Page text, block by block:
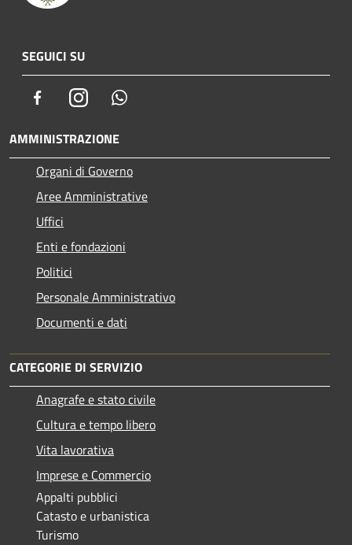
SEGUICI SU
FacebookInstagram
AMMINISTRAZIONE
Organi di Governo
Aree Amministrative
Uffici
Enti e fondazioni
Politici
Personale Amministrativo
Documenti e dati
CATEGORIE DI SERVIZIO
Anagrafe e stato civile
Cultura e tempo libero
Vita lavorativa
Imprese e Commercio
Appalti pubblici
Catasto e urbanistica
Turismo